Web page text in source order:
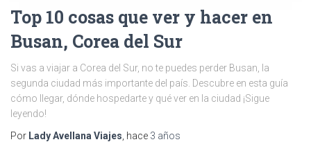
Top 10 cosas que ver y hacer en
Busan, Corea del Sur
Si vas a viajar a Corea del Sur, no te puedes perder Busan, la
segunda ciudad más importante del país. Descubre en esta guía
cómo llegar, dónde hospedarte y qué ver en la ciudad ¡Sigue
leyendo!
Por Lady Avellana Viajes , hace 3 años